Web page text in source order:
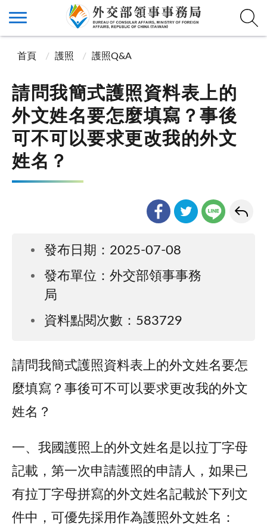
首頁 護照 護照Q&A
請問我簡式護照資料表上的
外文姓名要怎麼填寫？事後
可不可以要求更改我的外文
姓名？
發布日期：2025-07-08
發布單位：外交部領事事務
局
資料點閱次數：583729
請問我簡式護照資料表上的外文姓名要怎
麼填寫？事後可不可以要求更改我的外文
姓名？
一、我國護照上的外文姓名是以拉丁字母
記載，第一次申請護照的申請人，如果已
有拉丁字母拼寫的外文姓名記載於下列文
件中，可優先採用作為護照外文姓名：